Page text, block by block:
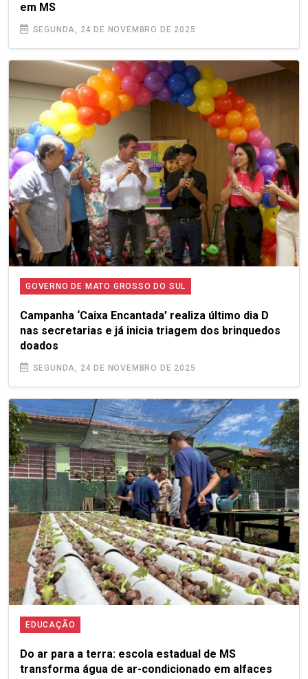
em MS
SEGUNDA, 24 DE NOVEMBRO DE 2025
GOVERNO DE MATO GROSSO DO SUL
Campanha ‘Caixa Encantada’ realiza último dia D
nas secretarias e já inicia triagem dos brinquedos
doados
SEGUNDA, 24 DE NOVEMBRO DE 2025
EDUCAÇÃO
Do ar para a terra: escola estadual de MS
transforma água de ar-condicionado em alfaces